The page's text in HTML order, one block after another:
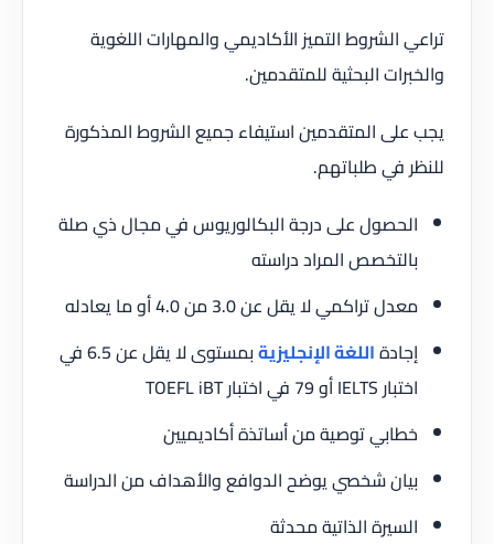
تراعي الشروط التميز الأكاديمي والمهارات اللغوية
والخبرات البحثية للمتقدمين.
يجب على المتقدمين استيفاء جميع الشروط المذكورة
للنظر في طلباتهم.
الحصول على درجة البكالوريوس في مجال ذي صلة
بالتخصص المراد دراسته
معدل تراكمي لا يقل عن 3.0 من 4.0 أو ما يعادله
إجادةاللغة الإنجليزية
بمستوى لا يقل عن 6.5 في
اختبار IELTS أو 79 في اختبار TOEFL iBT
خطابي توصية من أساتذة أكاديميين
بيان شخصي يوضح الدوافع والأهداف من الدراسة
السيرة الذاتية محدثة